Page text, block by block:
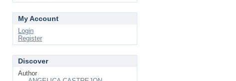
My Account
Login
Register
Discover
Author